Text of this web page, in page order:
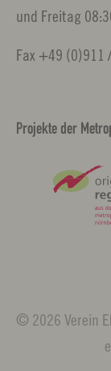
und Freitag
Fax +49 (0)911
Projekte der
© 2026 Verein